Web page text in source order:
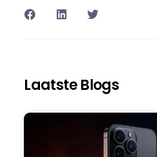
Laatste Blogs